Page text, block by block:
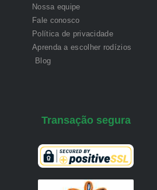
Nossa equipe
Fale conosco
Política de privacidade
Aprenda a escolher rodízios
Blog
Transação segura